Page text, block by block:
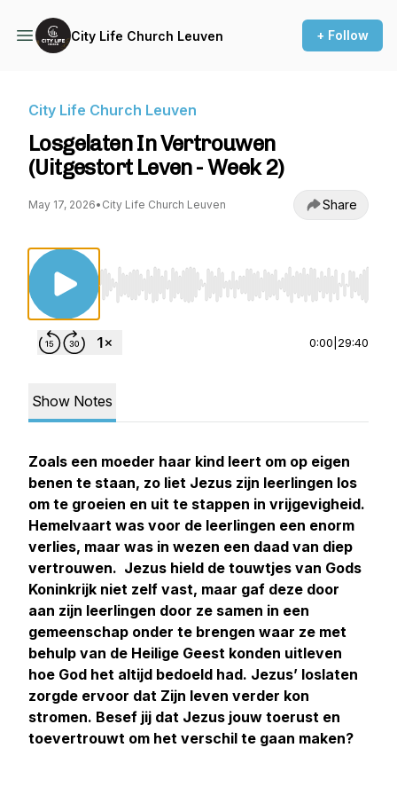
City Life Church Leuven + Follow
City Life Church Leuven
Losgelaten In Vertrouwen
(Uitgestort Leven - Week 2)
May 17, 2026• City Life Church Leuven Share
Use Left/Right to seek, Home/End to jump
0:00 29:40
Show Notes
Zoals een moeder haar kind leert om op eigen
benen te staan, zo liet Jezus zijn leerlingen los
om te groeien en uit te stappen in vrijgevigheid.
Hemelvaart was voor de leerlingen een enorm
verlies, maar was in wezen een daad van diep
vertrouwen. Jezus hield de touwtjes van Gods
Koninkrijk niet zelf vast, maar gaf deze door
aan zijn leerlingen door ze samen in een
gemeenschap onder te brengen waar ze met
behulp van de Heilige Geest konden uitleven
hoe God het altijd bedoeld had. Jezus’ loslaten
zorgde ervoor dat Zijn leven verder kon
stromen. Besef jij dat Jezus jouw toerust en
toevertrouwt om het verschil te gaan maken?